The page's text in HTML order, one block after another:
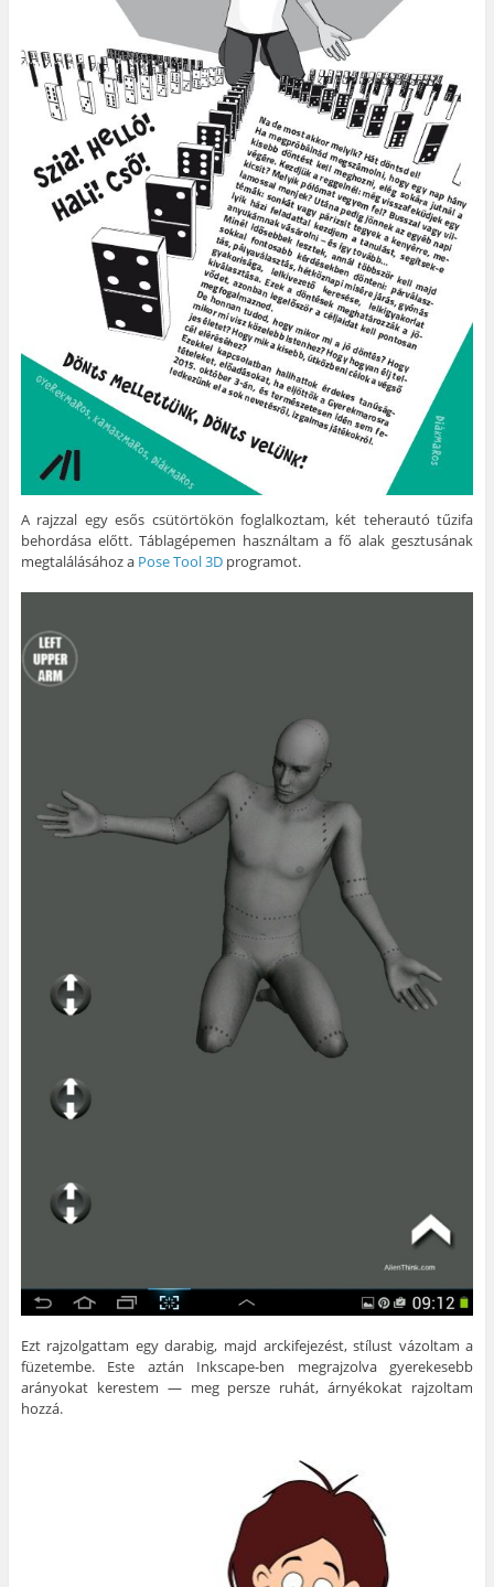
A rajzzal egy esős csütörtökön foglalkoztam, két teherautó tűzifa
behordása előtt. Táblagépemen használtam a fő alak gesztusának
megtalálásához a Pose Tool 3Dprogramot.
Ezt rajzolgattam egy darabig, majd arckifejezést, stílust vázoltam a
füzetembe. Este aztán Inkscape-ben megrajzolva gyerekesebb
arányokat kerestem — meg persze ruhát, árnyékokat rajzoltam
hozzá.